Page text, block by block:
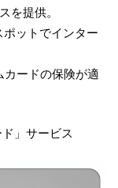
を提供。
ットでインター
カードの保険が適
」サービス